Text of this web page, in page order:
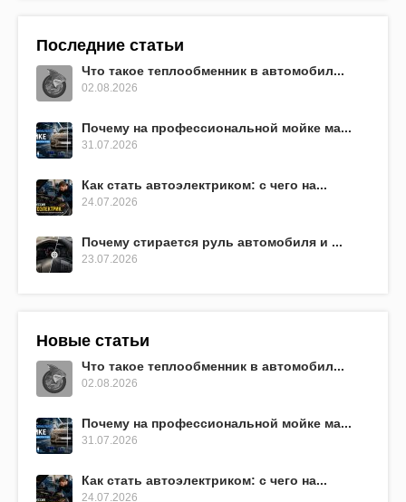
Последние статьи
Что такое теплообменник в автомобил...
02.08.2026
Почему на профессиональной мойке ма...
31.07.2026
Как стать автоэлектриком: с чего на...
24.07.2026
Почему стирается руль автомобиля и ...
23.07.2026
Новые статьи
Что такое теплообменник в автомобил...
02.08.2026
Почему на профессиональной мойке ма...
31.07.2026
Как стать автоэлектриком: с чего на...
24.07.2026